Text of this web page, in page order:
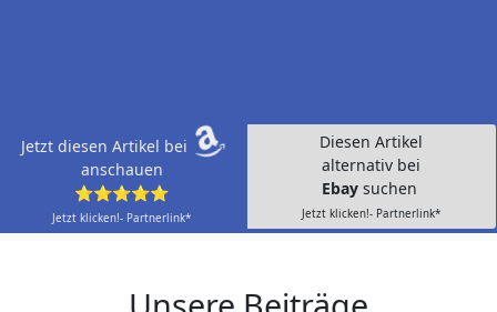
Jetzt diesen Artikel bei
anschauen
⭐⭐⭐⭐⭐
Jetzt klicken!- Partnerlink*
Diesen Artikel
alternativ bei
Ebay suchen
Jetzt klicken!- Partnerlink*